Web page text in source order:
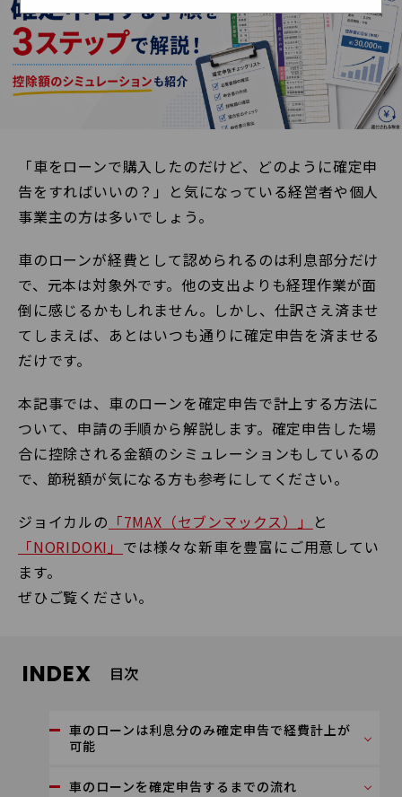
「車をローンで購入したのだけど、どのように確定申
告をすればいいの？」と気になっている経営者や個人
事業主の方は多いでしょう。
車のローンが経費として認められるのは利息部分だけ
で、元本は対象外です。他の支出よりも経理作業が面
倒に感じるかもしれません。しかし、仕訳さえ済ませ
てしまえば、あとはいつも通りに確定申告を済ませる
だけです。
本記事では、車のローンを確定申告で計上する方法に
ついて、申請の手順から解説します。確定申告した場
合に控除される金額のシミュレーションもしているの
で、節税額が気になる方も参考にしてください。
ジョイカルの 「7MAX（セブンマックス）」
と
「NORIDOKI」 では様々な新車を豊富にご用意してい
ます。
ぜひご覧ください。
INDEX 目次
車のローンは利息分のみ確定申告で経費計上が
可能
車のローンを確定申告するまでの流れ